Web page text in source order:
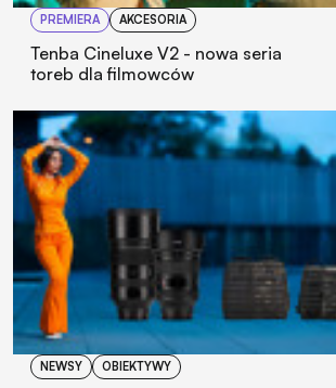
PREMIERA AKCESORIA
Tenba Cineluxe V2 - nowa seria
toreb dla filmowców
NEWSY OBIEKTYWY